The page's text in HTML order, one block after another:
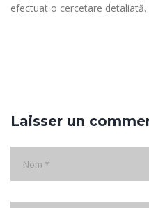
efectuat o cercetare detaliată.
Laisser un